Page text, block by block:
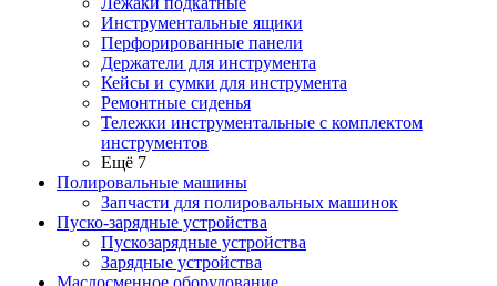
Инструментальные ящики
Перфорированные панели
Держатели для инструмента
Кейсы и сумки для инструмента
Ремонтные сиденья
Тележки инструментальные с комплектом
инструментов
Ещё 7
Полировальные машины
Запчасти для полировальных машинок
Пуско-зарядные устройства
Пускозарядные устройства
Зарядные устройства
Маслосменное оборудование